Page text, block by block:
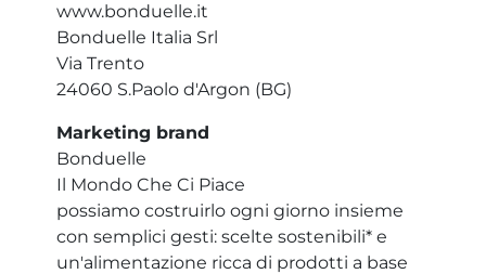
www.bonduelle.it
Bonduelle Italia Srl
Via Trento
24060 S.Paolo d'Argon (BG)
Marketing brand
Bonduelle
Il Mondo Che Ci Piace
possiamo costruirlo ogni giorno insieme
con semplici gesti: scelte sostenibili* e
un'alimentazione ricca di prodotti a base